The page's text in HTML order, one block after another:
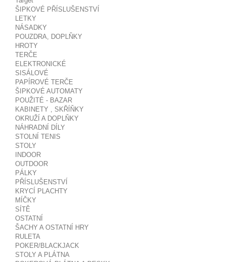
ŠIPKOVÉ PŘÍSLUŠENSTVÍ
LETKY
NÁSADKY
POUZDRA, DOPLŇKY
HROTY
TERČE
ELEKTRONICKÉ
SISÁLOVÉ
PAPÍROVÉ TERČE
ŠIPKOVÉ AUTOMATY
POUŽITÉ - BAZAR
KABINETY , SKŘÍŇKY
OKRUŽÍ A DOPLŇKY
NÁHRADNÍ DÍLY
STOLNÍ TENIS
STOLY
INDOOR
OUTDOOR
PÁLKY
PŘÍSLUŠENSTVÍ
KRYCÍ PLACHTY
MÍČKY
SÍTĚ
OSTATNÍ
ŠACHY A OSTATNÍ HRY
RULETA
POKER/BLACKJACK
STOLY A PLÁTNA